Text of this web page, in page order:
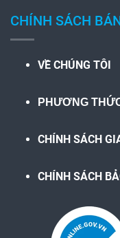
CHÍNH SÁCH
VỀ CHÚNG TÔI
PHƯƠNG
CHÍNH SÁCH
CHÍNH SÁCH